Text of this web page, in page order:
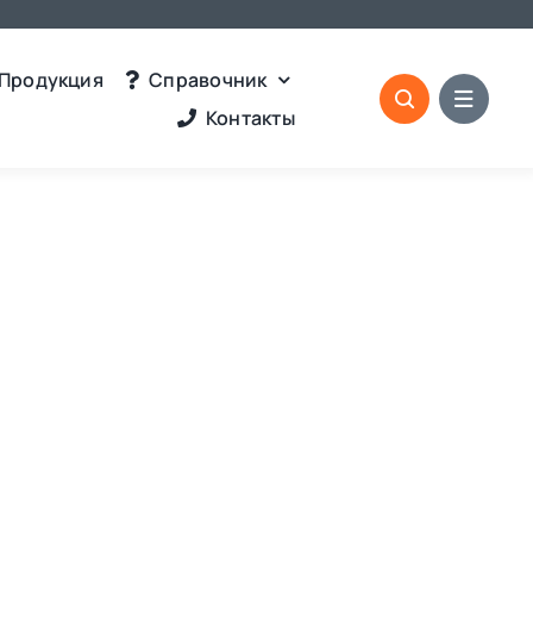
Продукция
Справочник
Контакты